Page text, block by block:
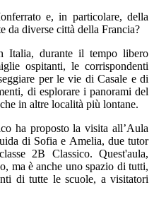
e, in particolare, della
da diverse città della Francia?
Italia, durante il tempo libero
ospitanti, le corrispondenti
per le vie di Casale e di
di esplorare i panorami del
in altre località più lontane.
ha proposto la visita all’Aula
di Sofia e Amelia, due tutor
2B Classico. Quest'aula,
ma è anche uno spazio di tutti,
di tutte le scuole, a visitatori